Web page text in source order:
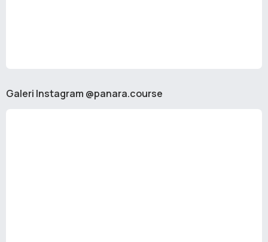
Galeri Instagram @panara.course